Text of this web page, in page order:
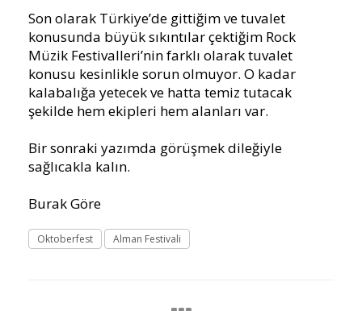
Son olarak Türkiye’de gittiğim ve tuvalet
konusunda büyük sıkıntılar çektiğim Rock
Müzik Festivalleri’nin farklı olarak tuvalet
konusu kesinlikle sorun olmuyor. O kadar
kalabalığa yetecek ve hatta temiz tutacak
şekilde hem ekipleri hem alanları var.
Bir sonraki yazımda görüşmek dileğiyle
sağlıcakla kalın.
Burak Göre
Oktoberfest Alman Festivali